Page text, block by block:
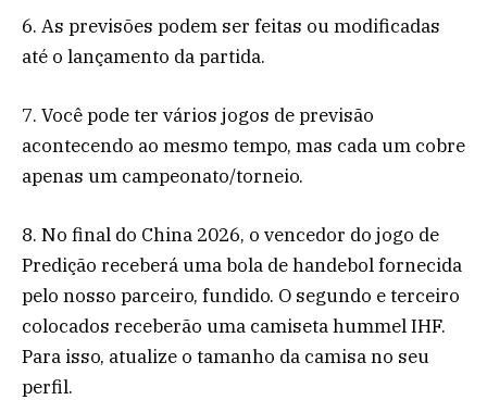
6. As previsões podem ser feitas ou modificadas
até o lançamento da partida.
7. Você pode ter vários jogos de previsão
acontecendo ao mesmo tempo, mas cada um cobre
apenas um campeonato/torneio.
8. No final do China 2026, o vencedor do jogo de
Predição receberá uma bola de handebol fornecida
pelo nosso parceiro, fundido. O segundo e terceiro
colocados receberão uma camiseta hummel IHF.
Para isso, atualize o tamanho da camisa no seu
perfil.